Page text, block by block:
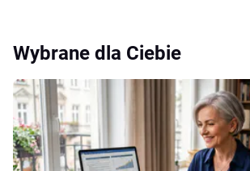
Wybrane dla Ciebie